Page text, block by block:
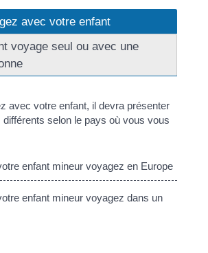
avec votre enfant
voyage seul ou avec une
avec votre enfant, il devra présenter
selon le pays où vous vous
enfant mineur voyagez en Europe
enfant mineur voyagez dans un